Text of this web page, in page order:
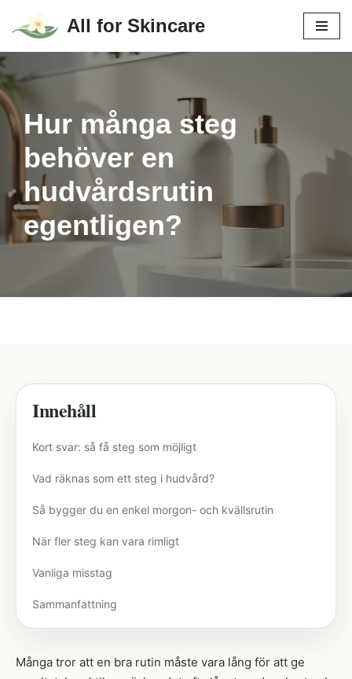
Hoppa
innehåll
All for Skincare
Hur många steg
behöver en
hudvårdsrutin
egentligen?
Innehåll
Kort svar: så få steg som möjligt
Vad räknas som ett steg i hudvård?
Så bygger du en enkel morgon- och kvällsrutin
När fler steg kan vara rimligt
Vanliga misstag
Sammanfattning
Många tror att en bra rutin måste vara lång för att ge